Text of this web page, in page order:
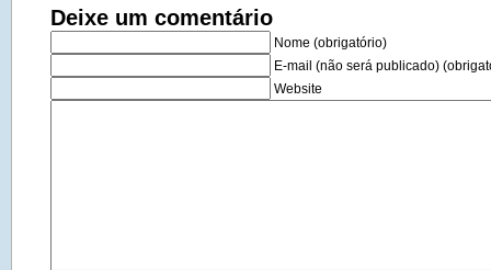
Deixe um comentário
Nome (obrigatório)
E-mail (não será publicado)
Website